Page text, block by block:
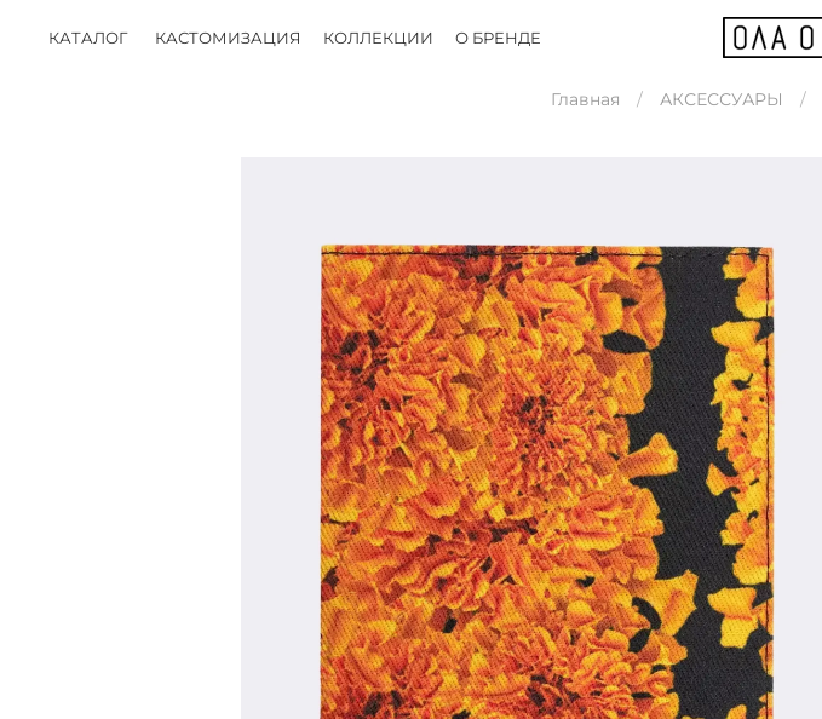
КАТАЛОГ КАСТОМИЗАЦИЯ КОЛЛЕКЦИИ О БРЕНДЕ
Главная АКСЕССУАРЫ